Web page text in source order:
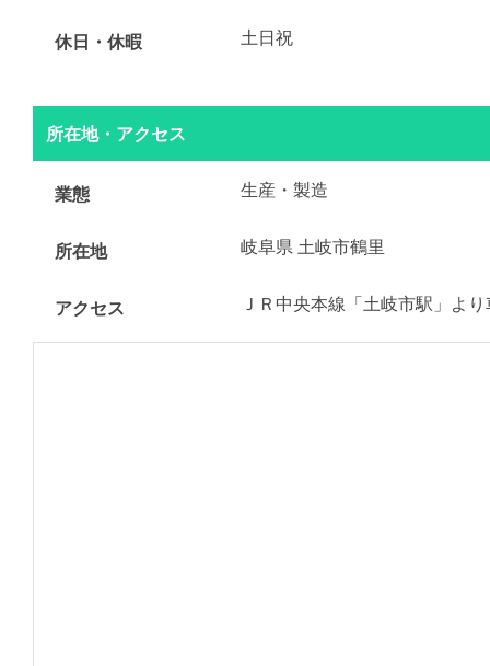
休日・休暇 土日祝
所在地・アクセス
業態 生産・製造
所在地 岐阜県 土岐市鶴里
アクセス ＪＲ中央本線「土岐市駅」よ